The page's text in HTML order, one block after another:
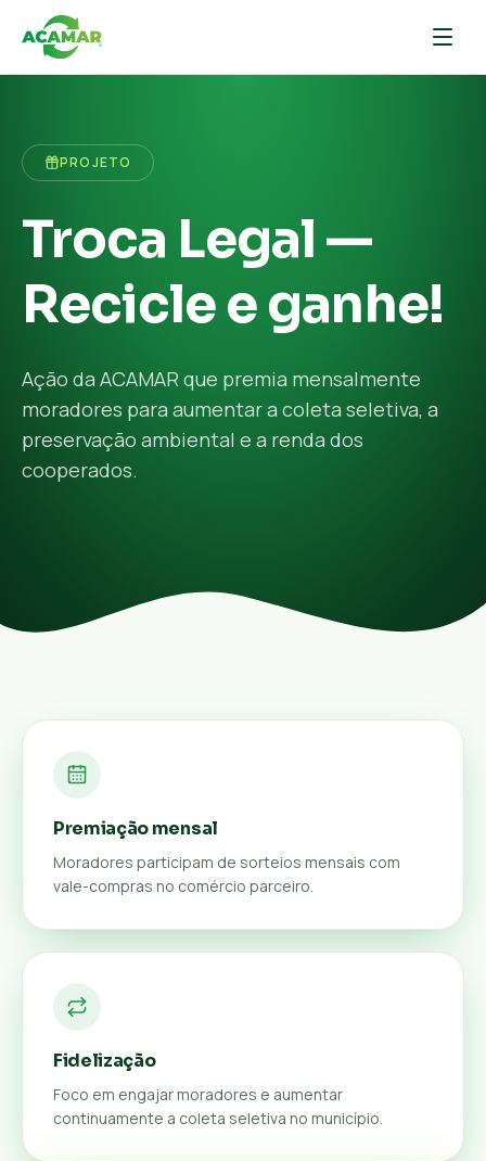
PROJETO
Troca Legal —
Recicle e ganhe!
Ação da ACAMAR que premia mensalmente
moradores para aumentar a coleta seletiva, a
preservação ambiental e a renda dos
cooperados.
Premiação mensal
Moradores participam de sorteios mensais com
vale-compras no comércio parceiro.
Fidelização
Foco em engajar moradores e aumentar
continuamente a coleta seletiva no município.